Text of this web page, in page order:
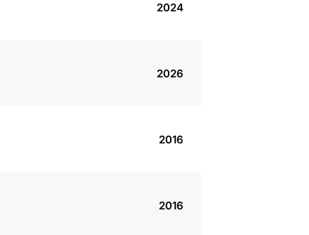
2024
2026
2016
2016